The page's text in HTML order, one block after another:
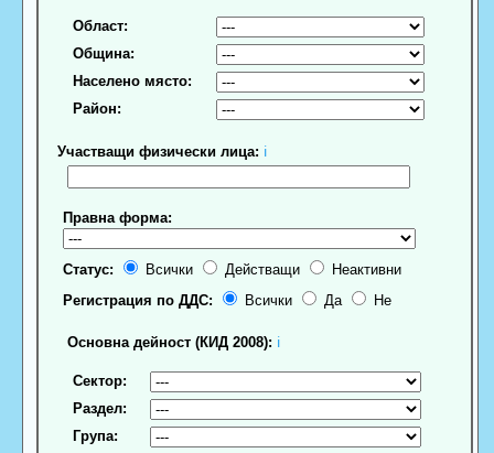
Област:
Община:
Населено място:
Район:
Участващи физически лица: ℹ
Правна форма:
Статус: Всички Действащи
Неактивни
Регистрация по ДДС:
Всички Да Не
Основна дейност (КИД 2008): ℹ
Сектор:
Раздел:
Група: